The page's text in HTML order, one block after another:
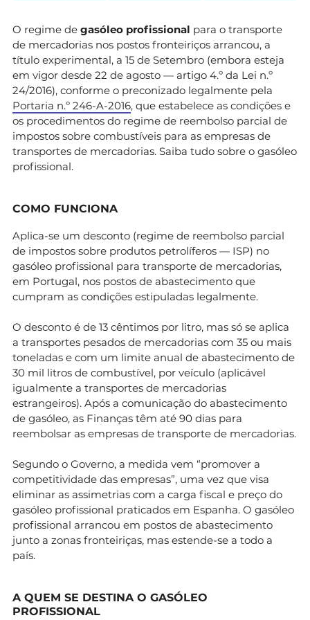
O regime de gasóleo profissional para o transporte
de mercadorias nos postos fronteiriços arrancou, a
título experimental, a 15 de Setembro (embora esteja
em vigor desde 22 de agosto — artigo 4.º da Lei n.º
24/2016), conforme o preconizado legalmente pela
Portaria n.º 246-A-2016, que estabelece as condições e
os procedimentos do regime de reembolso parcial de
impostos sobre combustíveis para as empresas de
transportes de mercadorias. Saiba tudo sobre o gasóleo
profissional.
COMO FUNCIONA
Aplica-se um desconto (regime de reembolso parcial
de impostos sobre produtos petrolíferos — ISP) no
gasóleo profissional para transporte de mercadorias,
em Portugal, nos postos de abastecimento que
cumpram as condições estipuladas legalmente.
O desconto é de 13 cêntimos por litro, mas só se aplica
a transportes pesados de mercadorias com 35 ou mais
toneladas e com um limite anual de abastecimento de
30 mil litros de combustível, por veículo (aplicável
igualmente a transportes de mercadorias
estrangeiros). Após a comunicação do abastecimento
de gasóleo, as Finanças têm até 90 dias para
reembolsar as empresas de transporte de mercadorias.
Segundo o Governo, a medida vem “promover a
competitividade das empresas”, uma vez que visa
eliminar as assimetrias com a carga fiscal e preço do
gasóleo profissional praticados em Espanha. O gasóleo
profissional arrancou em postos de abastecimento
junto a zonas fronteiriças, mas estende-se a todo a
país.
A QUEM SE DESTINA O GASÓLEO
PROFISSIONAL